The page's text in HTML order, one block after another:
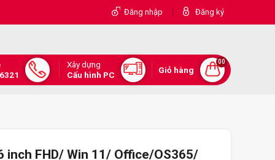
Đăng nhập | Đăng ký
Xây dựng
Cấu hình PC
Giỏ hàng
00
inch FHD/ Win 11/ Office/OS365/